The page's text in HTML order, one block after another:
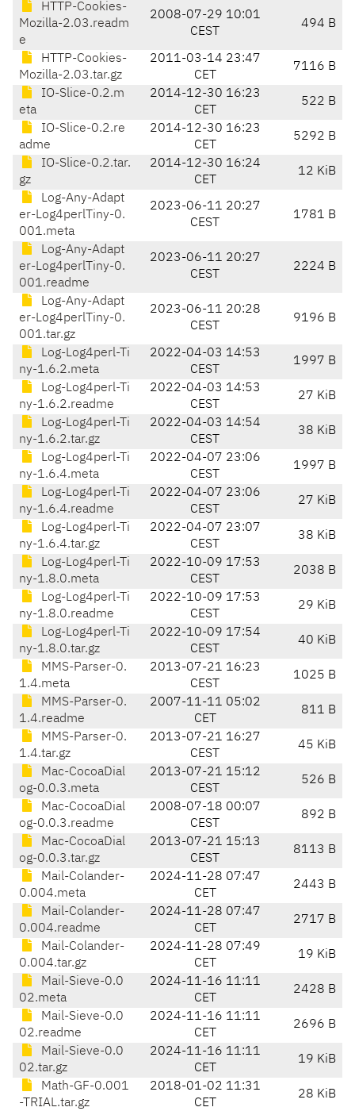
HTTP-Cookies-
Mozilla-2.03.readm
e
2008-07-29 10:01
CEST
494 B
HTTP-Cookies-
Mozilla-2.03.tar.gz
2011-03-14 23:47
CET
7116 B
IO-Slice-0.2.m
eta
2014-12-30 16:23
CET
522 B
IO-Slice-0.2.re
adme
2014-12-30 16:23
CET
5292 B
IO-Slice-0.2.tar.
gz
2014-12-30 16:24
CET
12 KiB
Log-Any-Adapt
er-Log4perlTiny-0.
001.meta
2023-06-11 20:27
CEST
1781 B
Log-Any-Adapt
er-Log4perlTiny-0.
001.readme
2023-06-11 20:27
CEST
2224 B
Log-Any-Adapt
er-Log4perlTiny-0.
001.tar.gz
2023-06-11 20:28
CEST
9196 B
Log-Log4perl-Ti
ny-1.6.2.meta
2022-04-03 14:53
CEST
1997 B
Log-Log4perl-Ti
ny-1.6.2.readme
2022-04-03 14:53
CEST
27 KiB
Log-Log4perl-Ti
ny-1.6.2.tar.gz
2022-04-03 14:54
CEST
38 KiB
Log-Log4perl-Ti
ny-1.6.4.meta
2022-04-07 23:06
CEST
1997 B
Log-Log4perl-Ti
ny-1.6.4.readme
2022-04-07 23:06
CEST
27 KiB
Log-Log4perl-Ti
ny-1.6.4.tar.gz
2022-04-07 23:07
CEST
38 KiB
Log-Log4perl-Ti
ny-1.8.0.meta
2022-10-09 17:53
CEST
2038 B
Log-Log4perl-Ti
ny-1.8.0.readme
2022-10-09 17:53
CEST
29 KiB
Log-Log4perl-Ti
ny-1.8.0.tar.gz
2022-10-09 17:54
CEST
40 KiB
MMS-Parser-0.
1.4.meta
2013-07-21 16:23
CEST
1025 B
MMS-Parser-0.
1.4.readme
2007-11-11 05:02
CET
811 B
MMS-Parser-0.
1.4.tar.gz
2013-07-21 16:27
CEST
45 KiB
Mac-CocoaDial
og-0.0.3.meta
2013-07-21 15:12
CEST
526 B
Mac-CocoaDial
og-0.0.3.readme
2008-07-18 00:07
CEST
892 B
Mac-CocoaDial
og-0.0.3.tar.gz
2013-07-21 15:13
CEST
8113 B
Mail-Colander-
0.004.meta
2024-11-28 07:47
CET
2443 B
Mail-Colander-
0.004.readme
2024-11-28 07:47
CET
2717 B
Mail-Colander-
0.004.tar.gz
2024-11-28 07:49
CET
19 KiB
Mail-Sieve-0.0
02.meta
2024-11-16 11:11
CET
2428 B
Mail-Sieve-0.0
02.readme
2024-11-16 11:11
CET
2696 B
Mail-Sieve-0.0
02.tar.gz
2024-11-16 11:11
CET
19 KiB
Math-GF-0.001
-TRIAL.tar.gz
2018-01-02 11:31
CET
28 KiB